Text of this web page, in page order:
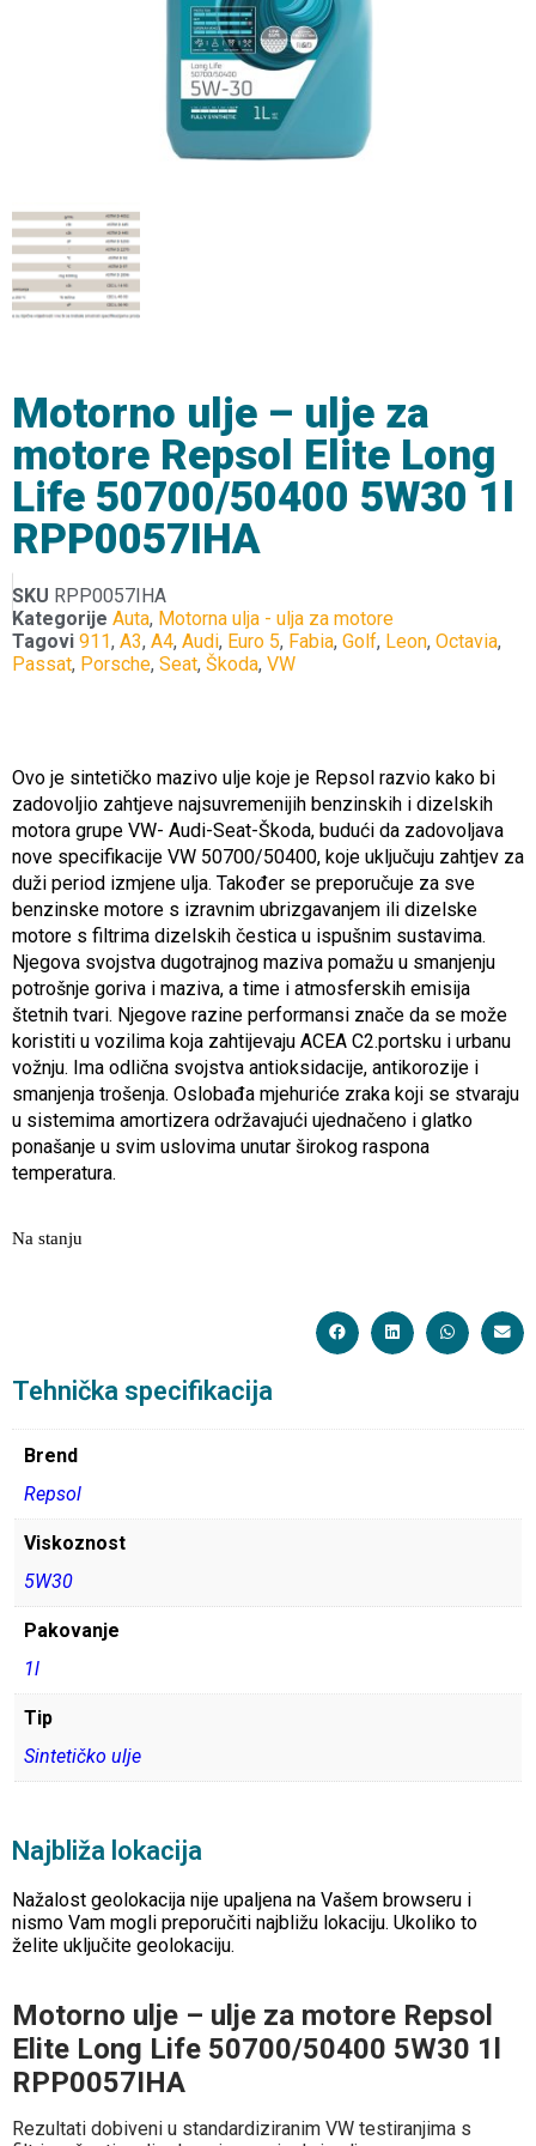
Motorno ulje – ulje za
motore Repsol Elite Long
Life 50700/50400 5W30 1l
RPP0057IHA
SKU RPP0057IHA
Kategorije Auta, Motorna ulja - ulja za motore
Tagovi 911, A3, A4, Audi, Euro 5, Fabia, Golf, Leon, Octavia,
Passat, Porsche, Seat, Škoda, VW
Ovo je sintetičko mazivo ulje koje je Repsol razvio kako bi
zadovoljio zahtjeve najsuvremenijih benzinskih i dizelskih
motora grupe VW- Audi-Seat-Škoda, budući da zadovoljava
nove specifikacije VW 50700/50400, koje uključuju zahtjev za
duži period izmjene ulja. Također se preporučuje za sve
benzinske motore s izravnim ubrizgavanjem ili dizelske
motore s filtrima dizelskih čestica u ispušnim sustavima.
Njegova svojstva dugotrajnog maziva pomažu u smanjenju
potrošnje goriva i maziva, a time i atmosferskih emisija
štetnih tvari. Njegove razine performansi znače da se može
koristiti u vozilima koja zahtijevaju ACEA C2.portsku i urbanu
vožnju. Ima odlična svojstva antioksidacije, antikorozije i
smanjenja trošenja. Oslobađa mjehuriće zraka koji se stvaraju
u sistemima amortizera održavajući ujednačeno i glatko
ponašanje u svim uslovima unutar širokog raspona
temperatura.
Na stanju
Tehnička specifikacija
Brend
Repsol
Viskoznost
5W30
Pakovanje
1l
Tip
Sintetičko ulje
Najbliža lokacija
Nažalost geolokacija nije upaljena na Vašem browseru i
nismo Vam mogli preporučiti najbližu lokaciju. Ukoliko to
želite uključite geolokaciju.
Motorno ulje – ulje za motore Repsol
Elite Long Life 50700/50400 5W30 1l
RPP0057IHA
Rezultati dobiveni u standardiziranim VW testiranjima s